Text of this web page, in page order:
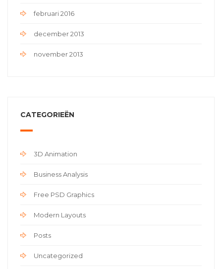
februari 2016
december 2013
november 2013
CATEGORIEËN
3D Animation
Business Analysis
Free PSD Graphics
Modern Layouts
Posts
Uncategorized